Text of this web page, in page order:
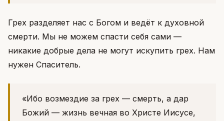
Грех разделяет нас с Богом и ведёт к духовной
смерти. Мы не можем спасти себя сами —
никакие добрые дела не могут искупить грех. Нам
нужен Спаситель.
«Ибо возмездие за грех — смерть, а дар
Божий — жизнь вечная во Христе Иисусе,